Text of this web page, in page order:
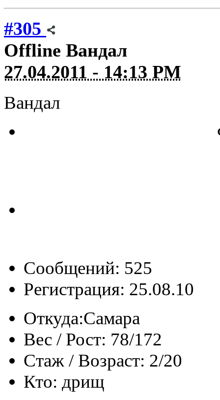
#305
Offline Вандал
27.04.2011 - 14:13 PM
Вандал
Сообщений: 525
Регистрация: 25.08.10
Откуда:Самара
Вес / Рост: 78/172
Стаж / Возраст: 2/20
Кто: дрищ